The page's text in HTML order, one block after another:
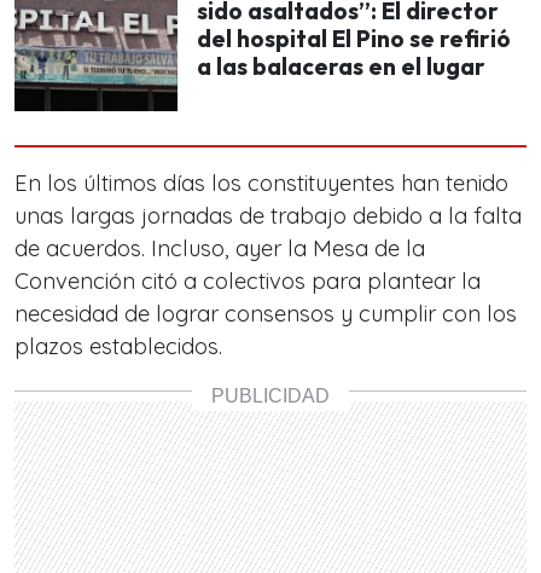
sido asaltados”: El director
del hospital El Pino se refirió
a las balaceras en el lugar
En los últimos días los constituyentes han tenido
unas largas jornadas de trabajo debido a la falta
de acuerdos. Incluso, ayer la Mesa de la
Convención citó a colectivos para plantear la
necesidad de lograr consensos y cumplir con los
plazos establecidos.